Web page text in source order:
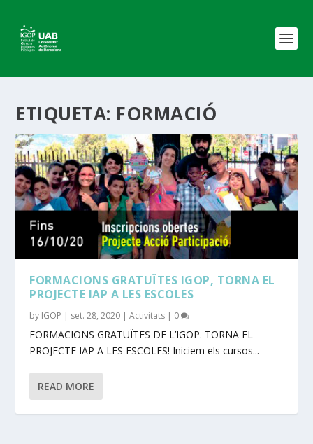
ETIQUETA: FORMACIÓ
FORMACIONS GRATUÏTES IGOP, TORNA EL
PROJECTE IAP A LES ESCOLES
by IGOP | set. 28, 2020 |Activitats | 0
FORMACIONS GRATUÏTES DE L’IGOP. TORNA EL
PROJECTE IAP A LES ESCOLES! Iniciem els cursos...
READ MORE